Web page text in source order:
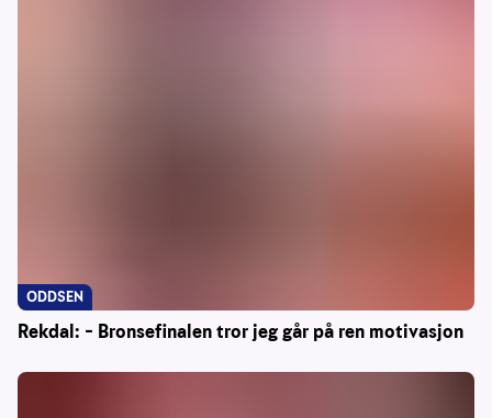
Rekdal: – Bronsefinalen tror jeg går på ren motivasjon
ODDSEN